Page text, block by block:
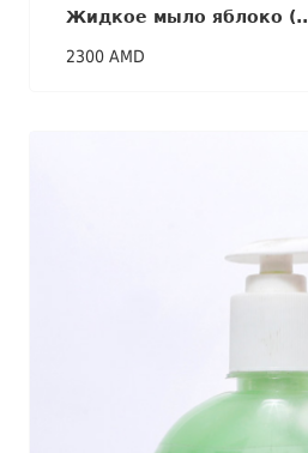
Жидкое мыло яблоко (..
2300 AMD